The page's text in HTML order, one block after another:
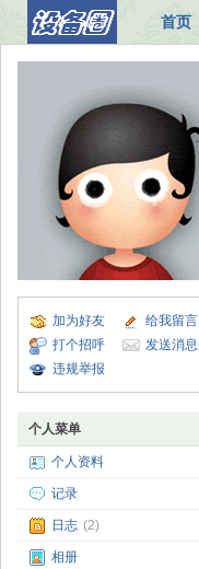
首页
加为好友
给我留言
打个招呼
发送消息
违规举报
个人菜单
个人资料
记录
日志 (2)
相册